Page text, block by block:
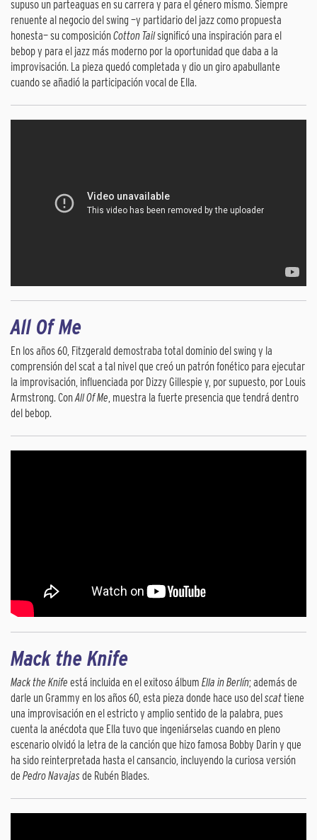
supuso un parteaguas en su carrera y para el género mismo. Siempre
renuente al negocio del swing —y partidario del jazz como propuesta
honesta— su composiciónCotton Tailsignificó una inspiración para el
bebop y para el jazz más moderno por la oportunidad que daba a la
improvisación. La pieza quedó completada y dio un giro apabullante
cuando se añadió la participación vocal de Ella.
All Of Me
En los años 60, Fitzgerald demostraba total dominio del swing y la
comprensión del scat a tal nivel que creó un patrón fonético para ejecutar
la improvisación, influenciada por Dizzy Gillespie y, por supuesto, por Louis
Armstrong. ConAll Of Me, muestra la fuerte presencia que tendrá dentro
del bebop.
Mack the Knife
Mack the Knife está incluida en el exitoso álbum Ella in Berlín; además de
darle un Grammy en los años 60, esta pieza donde hace uso delscattiene
una improvisación en el estricto y amplio sentido de la palabra, pues
cuenta la anécdota que Ella tuvo que ingeniárselas cuando en pleno
escenario olvidó la letra de la canción que hizo famosa Bobby Darin y que
ha sido reinterpretada hasta el cansancio, incluyendo la curiosa versión
de Pedro Navajas de Rubén Blades.